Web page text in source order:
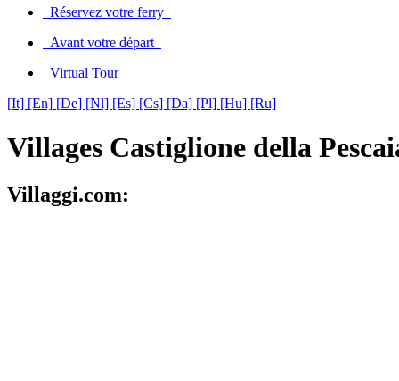
Réservez votre ferry
Avant votre départ
Virtual Tour
[It] [En] [De] [Nl] [Es] [Cs] [Da] [Pl] [Hu] [Ru]
Villages Castiglione della
Villaggi.com: